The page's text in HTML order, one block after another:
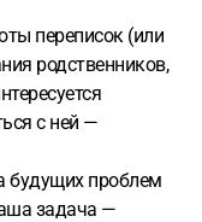
переписок (или
родственников,
с ней —
будущих проблем
задача —